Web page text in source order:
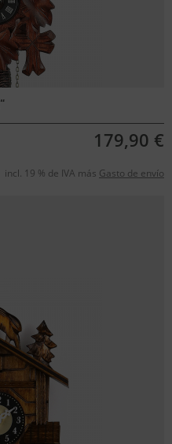
179,90 €
incl. 19 % de IVA más Gasto de envío